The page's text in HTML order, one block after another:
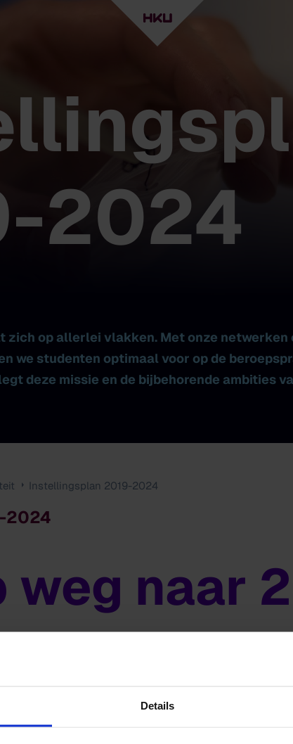
Details
2024
zich op allerlei vlakken. Met onze netwerken
we studenten optimaal voor op de
deze missie en de bijbehorende ambities
Instellingsplan 2019-2024
2024
weg naar
in de huidige maatschappij. We
samenleving die steeds verandert. Onze
We bereiden hen optimaal voor op de